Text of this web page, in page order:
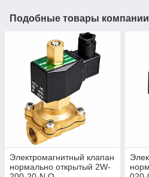
Подобные товары компании
Электромагнитный клапан
нормально открытый 2W-